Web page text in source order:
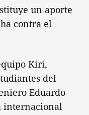
un aporte
contra el
Kiri,
del
Eduardo
internacional